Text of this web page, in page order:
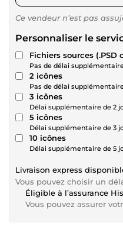
Ce vendeur n’est pas
Personnaliser le
Fichiers sources (.PSD
Pas de délai
2 icônes
Pas de délai
3 icônes
Délai supplémentaire de 2
5 icônes
Délai supplémentaire de 3
10 icônes
Délai supplémentaire de 5
Livraison express
Vous pouvez choisir un
Éligible à l’assurance
Vous pouvez assurer